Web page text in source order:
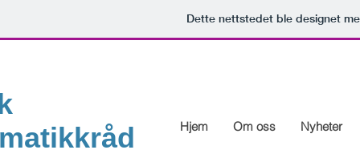
Dette nettstedet ble designet
Hjem Om oss Nyheter